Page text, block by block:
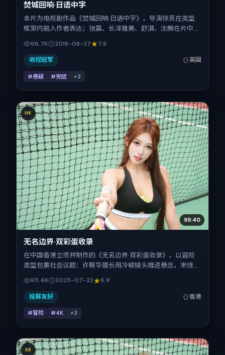
焚城回响·日语中字
本片为电视剧作品《焚城回响·日语中字》，导演徐克在类型
框架内融入作者表达；张震、长泽雅美、舒淇、沈腾在片中承
国。上映时间 2018年8月27日（公映登记日 2018-08-
27），全片167分钟，节奏张弛有度。
96.7K 2018-08-27 7.8
收视冠军 英国
#悬疑 #完结 +3
HK
99:40
无名边界·双彩蛋收录
在中国香港立项并制作的《无名边界·双彩蛋收录》，以冒险
类型包裹社会议题：许鞍华擅长用冷峻镜头推进悬念，宋佳、
2025-07-22；片长111分钟；适合关注现实质感与类型片结构
的观众。
95.4K 2025-07-22 6.9
投屏友好 香港
#冒险 #4K +3
KR